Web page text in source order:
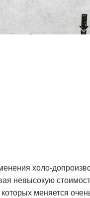
холо-
невысокую
которых меняется